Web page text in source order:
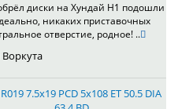
диски на Хундай H1 подошли
никаких приставочных
отверстие, родное! ..
R019 7.5x19 PCD 5x108 ET 50.5 DIA